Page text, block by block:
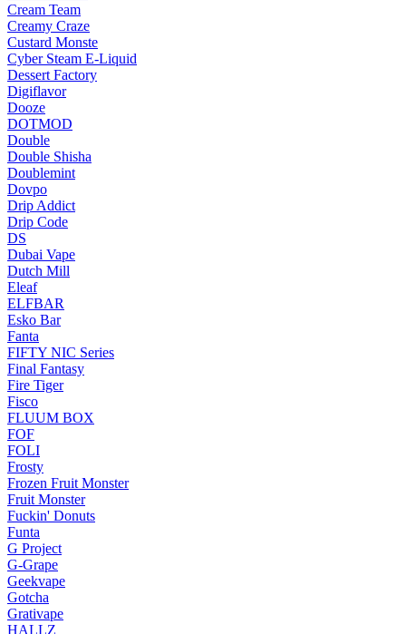
Cream Team
Creamy Craze
Custard Monste
Cyber Steam E-Liquid
Dessert Factory
Digiflavor
Dooze
DOTMOD
Double
Double Shisha
Doublemint
Dovpo
Drip Addict
Drip Code
DS
Dubai Vape
Dutch Mill
Eleaf
ELFBAR
Esko Bar
Fanta
FIFTY NIC Series
Final Fantasy
Fire Tiger
Fisco
FLUUM BOX
FOF
FOLI
Frosty
Frozen Fruit Monster
Fruit Monster
Fuckin' Donuts
Funta
G Project
G-Grape
Geekvape
Gotcha
Grativape
HALLZ